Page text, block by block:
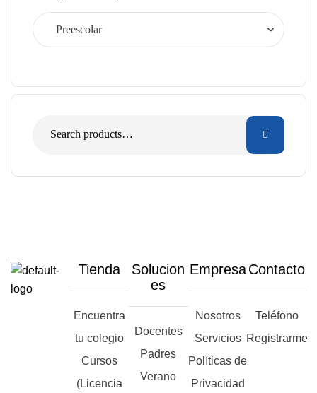
Tienda
Encuentra
tu colegio
Cursos
(Licencia
Solucion
es
Docentes
Padres
Verano
Empresa
Nosotros
Servicios
Políticas de
Privacidad
Contacto
Teléfono
Registrarme